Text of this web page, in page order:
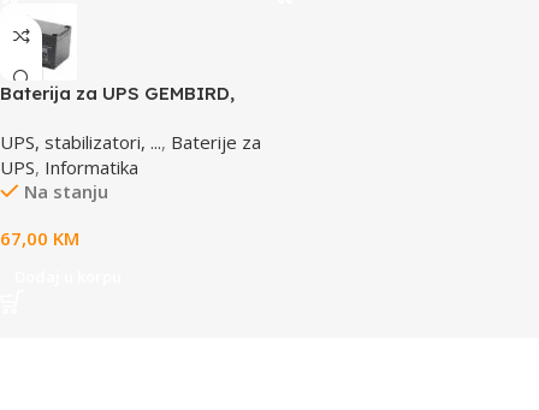
Baterija za UPS GEMBIRD,
UPS, stabilizatori, ..., Baterije za
UPS, Informatika
Na stanju
67,00 KM